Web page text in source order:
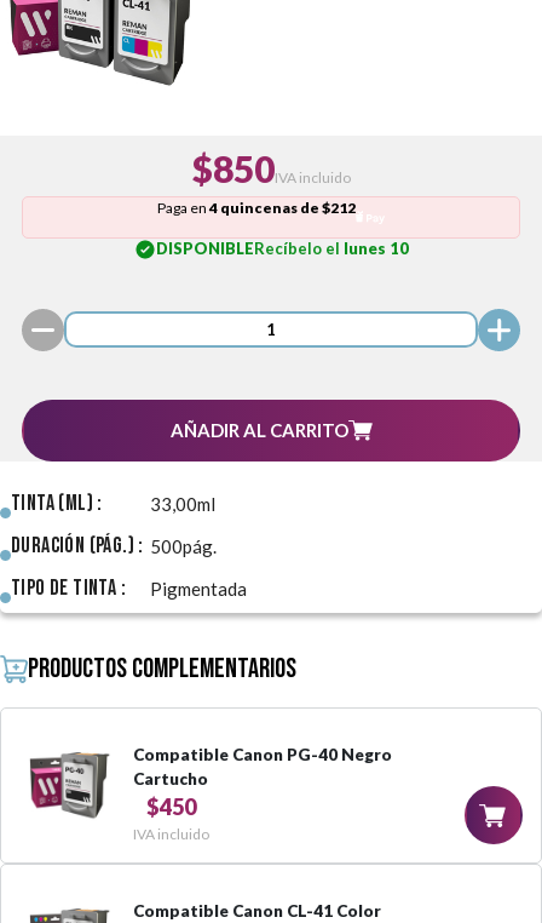
$850IVA incluido
Paga en4 quincenas de $212
DISPONIBLERecíbelo el lunes 10
AÑADIR AL CARRITO
Tinta (ml) : 33,00ml
Duración (pág.) : 500pág.
Tipo de Tinta : Pigmentada
Productos complementarios
Compatible Canon PG-40 Negro
Cartucho
$450
IVA incluido
Compatible Canon CL-41 Color